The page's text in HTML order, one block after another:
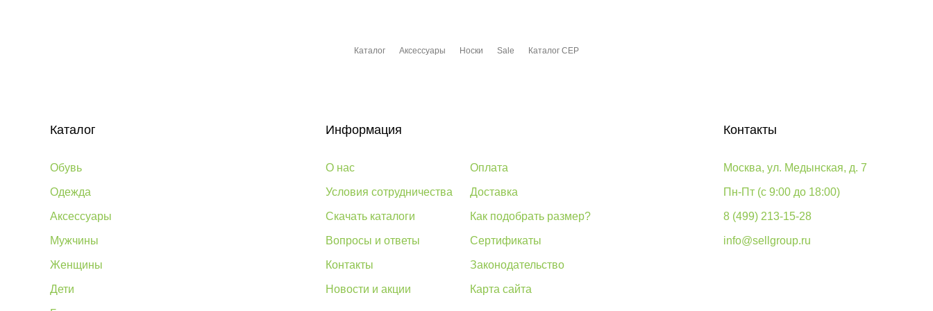
Каталог Аксессуары Носки Sale Каталог CEP
Каталог
Обувь
Одежда
Аксессуары
Мужчины
Женщины
Дети
Информация
О нас
Условия сотрудничества
Скачать каталоги
Вопросы и ответы
Контакты
Новости и акции
Оплата
Доставка
Как подобрать размер?
Сертификаты
Законодательство
Карта сайта
Контакты
Москва, ул. Медынская, д. 7
Пн-Пт (с 9:00 до 18:00)
8 (499) 213-15-28
info@sellgroup.ru